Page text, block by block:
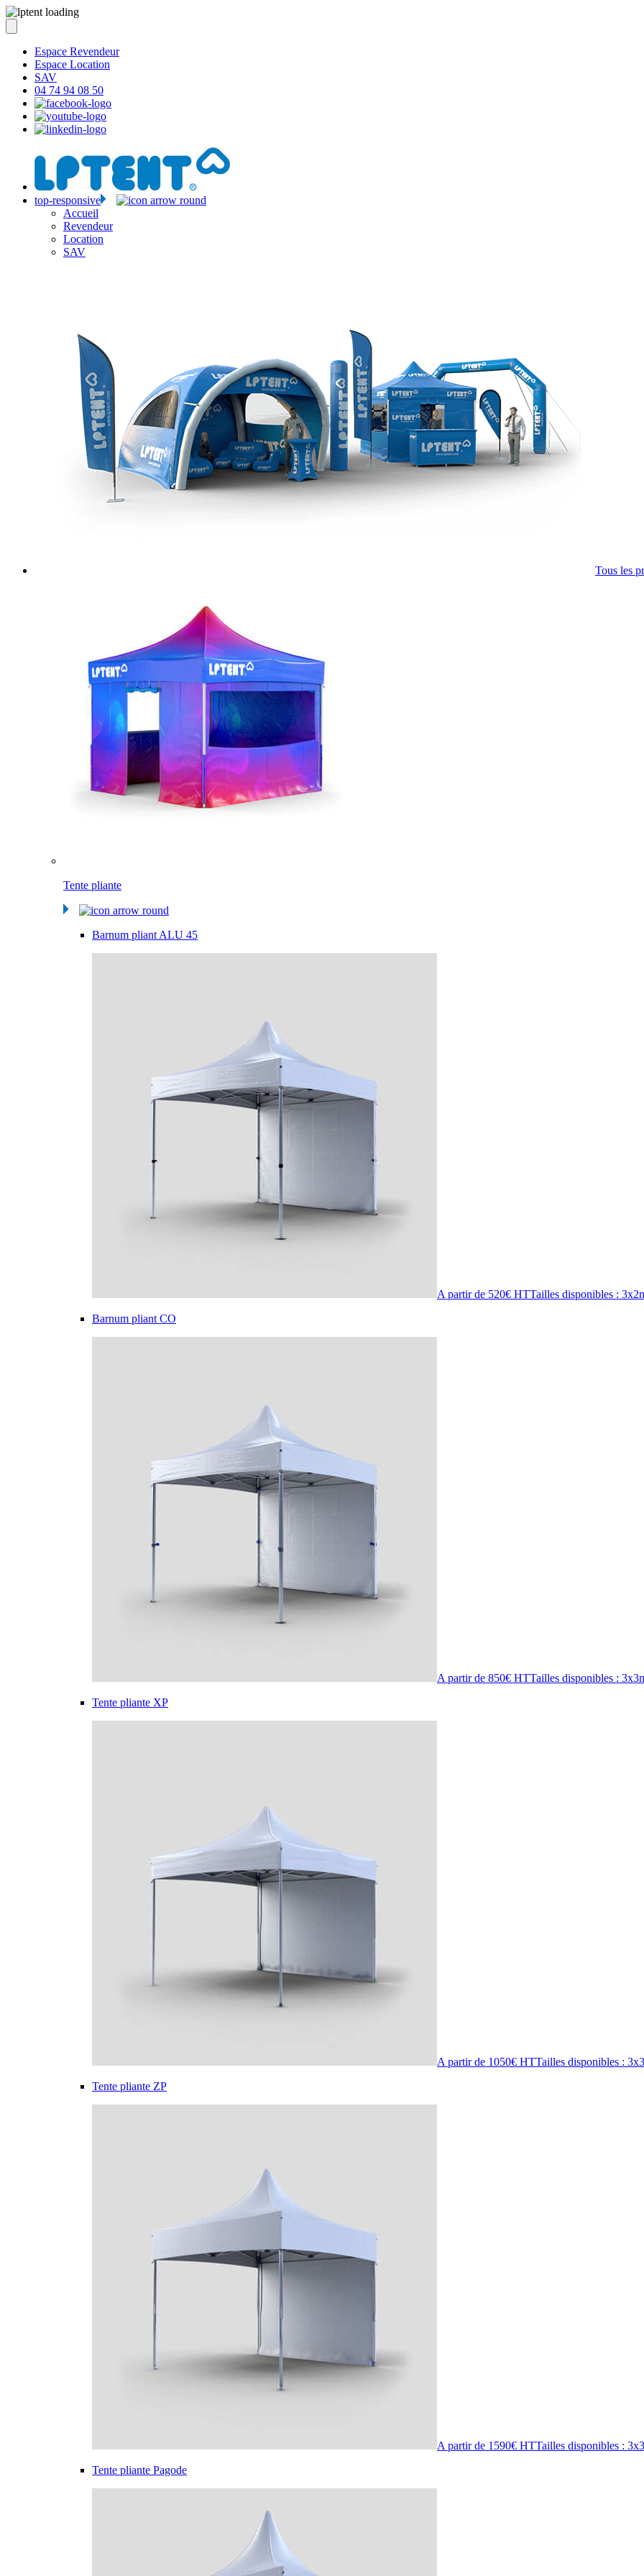
Espace Revendeur
Espace Location
SAV
04 74 94 08 50
top-responsive
Accueil
Revendeur
Location
SAV
Tous les
Tente pliante
Barnum pliant ALU 45
A partir de 520€ HTTailles disponibles :
Barnum pliant CO
A partir de 850€ HTTailles disponibles :
Tente pliante XP
A partir de 1050€ HTTailles disponibles :
Tente pliante ZP
A partir de 1590€ HTTailles disponibles :
Tente pliante Pagode